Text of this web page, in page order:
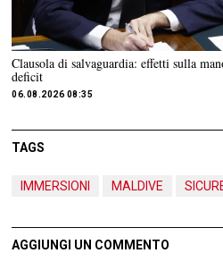
Clausola di salvaguardia: effetti sulla
deficit
06.08.2026 08:35
TAGS
IMMERSIONI MALDIVE
AGGIUNGI UN COMMENTO